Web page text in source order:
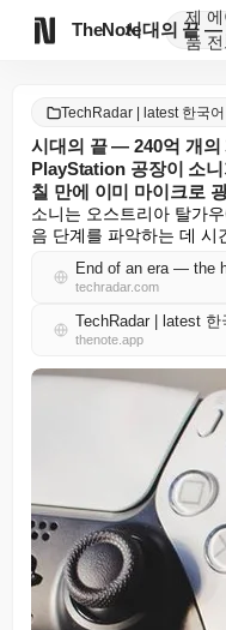
TheNote
제
품
에
TechRadar | latest 한국어
시대의 끝 — 240억 개의
PlayStation 공장이 소
칠 만에 이미 마이크로
소니는 오스트리아 탈가
음 단계를 파악하는 데 시
techradar.com
TechRadar | latest 한
thenote.app